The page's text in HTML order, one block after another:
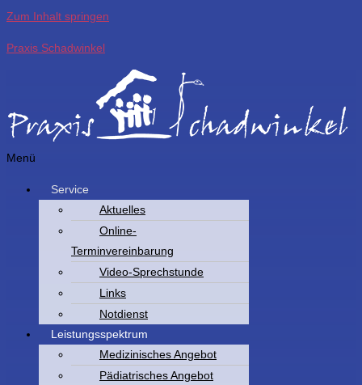
Zum Inhalt springen
Praxis Schadwinkel
Menü
Service
Aktuelles
Online-
Terminvereinbarung
Video-Sprechstunde
Links
Notdienst
Leistungsspektrum
Medizinisches Angebot
Pädiatrisches Angebot